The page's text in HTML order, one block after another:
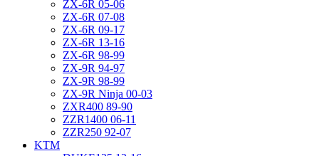
ZX-6R 05-06
ZX-6R 07-08
ZX-6R 09-17
ZX-6R 13-16
ZX-6R 98-99
ZX-9R 94-97
ZX-9R 98-99
ZX-9R Ninja 00-03
ZXR400 89-90
ZZR1400 06-11
ZZR250 92-07
KTM